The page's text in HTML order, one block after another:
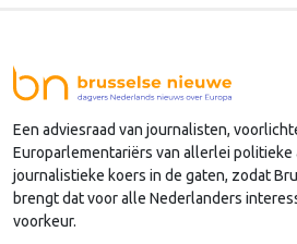
Zaken, en hoe kan je daar als
maken? Onze columnist
(cartoon) schreef er een
week wordt gepresenteerd in
Een adviesraad van journalisten,
Europarlementariërs van allerlei
journalistieke koers in de gaten, zodat
brengt dat voor alle Nederlanders
voorkeur.